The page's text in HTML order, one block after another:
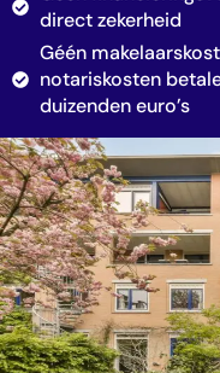
direct zekerheid
Géén
notariskosten
duizenden euro’s